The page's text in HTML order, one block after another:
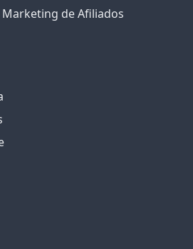
de Afiliados